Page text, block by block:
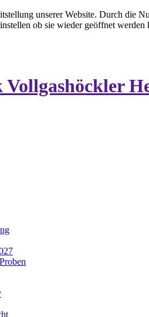
unserer Website. Durch die
ob sie wieder geöffnet werden